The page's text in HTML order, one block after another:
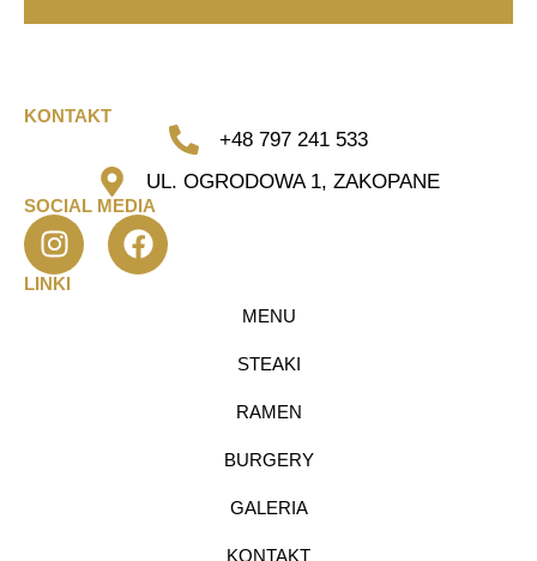
KONTAKT
+48 797 241 533
UL. OGRODOWA 1, ZAKOPANE
SOCIAL MEDIA
LINKI
MENU
STEAKI
RAMEN
BURGERY
GALERIA
KONTAKT